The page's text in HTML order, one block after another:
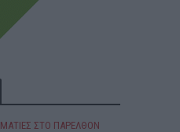
ΜΑΤΙΕΣ ΣΤΟ ΠΑΡΕΛΘΟΝ